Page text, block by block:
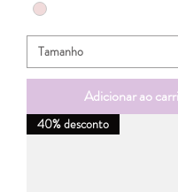
Adicionar ao
40% desconto